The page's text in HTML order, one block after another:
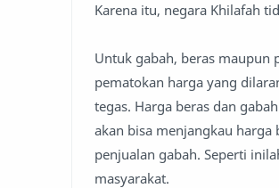
Karena itu, negara Khilafah
Untuk gabah, beras
pematokan harga yang
tegas. Harga beras dan
akan bisa menjangkau
penjualan gabah. Seperti
masyarakat.